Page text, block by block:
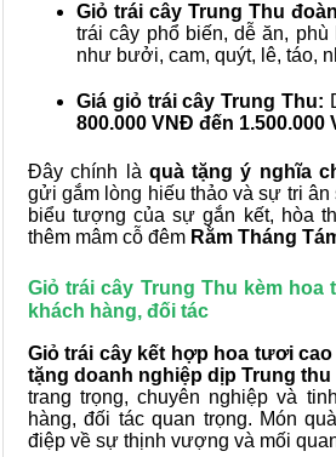
Giỏ trái cây Trung Thu
trái cây phổ biến, dễ ăn,
như bưởi, cam, quýt, lê, táo,
Giá giỏ trái cây Trung Thu:
800.000 VNĐ đến 1.500.000
Đây chính là quà tặng ý nghĩa
gửi gắm lòng hiếu thảo và sự tri
biểu tượng của sự gắn kết, hòa
thêm mâm cỗ đêm Rằm Tháng
Giỏ trái cây Trung Thu kèm hoa
khách hàng, đối tác
Giỏ trái cây kết hợp hoa tươi cao
tặng doanh nghiệp dịp Trung thu
trang trọng, chuyên nghiệp và
hàng, đối tác quan trọng. Món
điệp về sự thịnh vượng và mối